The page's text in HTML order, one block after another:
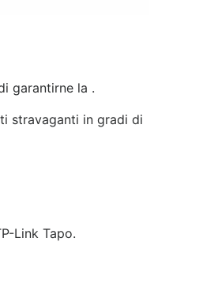
garantirne la .
stravaganti in gradi di
Link Tapo.